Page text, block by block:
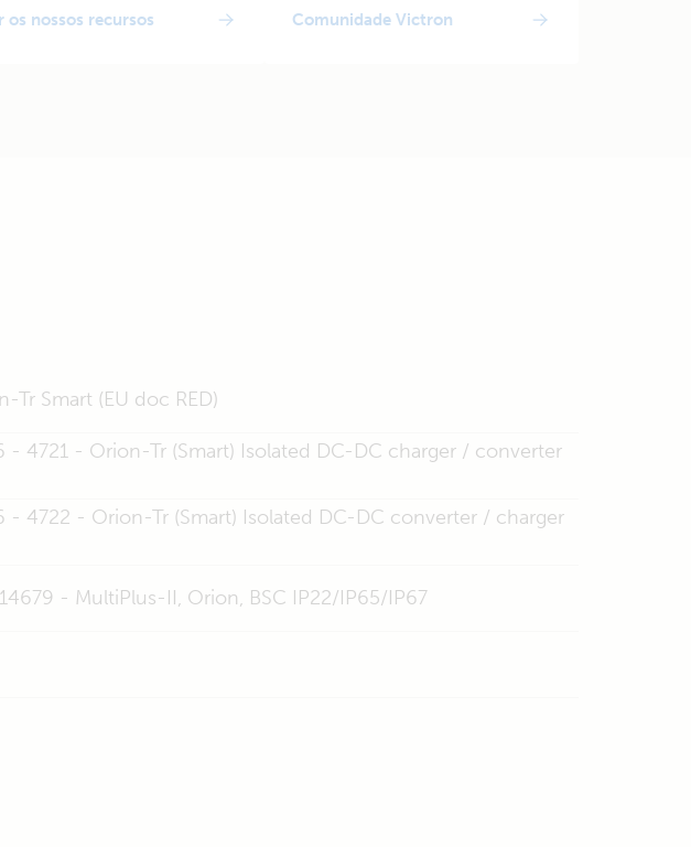
os nossos recursos Comunidade Victron
Smart (EU doc RED)
- 4721 - Orion-Tr (Smart) Isolated DC-DC charger / converter
- 4722 - Orion-Tr (Smart) Isolated DC-DC converter / charger
- MultiPlus-II, Orion, BSC IP22/IP65/IP67